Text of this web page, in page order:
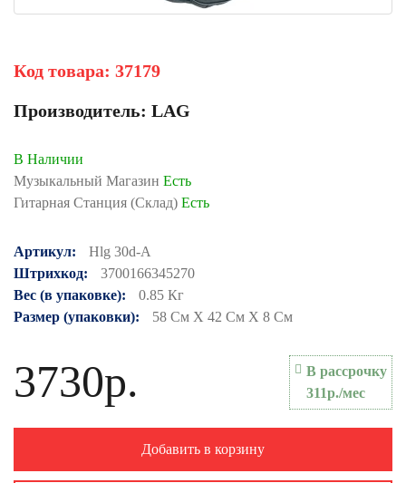
Код товара: 37179
Производитель: LAG
В Наличии
Музыкальный Магазин Есть
Гитарная Станция (Склад) Есть
Артикул:
Hlg 30d-A
Штрихкод:
3700166345270
Вес (в упаковке):
0.85 Кг
Размер (упаковки):
58 См X 42 См X 8 См
3730р.
В рассрочку
311р./мес
Добавить в корзину